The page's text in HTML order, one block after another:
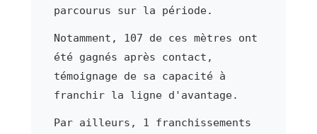
parcourus sur la période.
Notamment, 107 de ces mètres ont
été gagnés après contact,
témoignage de sa capacité à
franchir la ligne d'avantage.
Par ailleurs, 1 franchissements